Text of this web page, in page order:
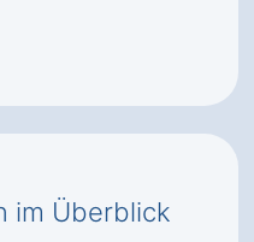
im Überblick